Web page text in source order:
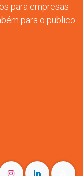
para empresas
para o publico